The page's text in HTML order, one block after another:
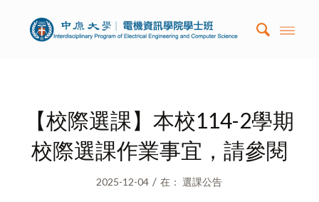
【校際選課】本校114-2學期
校際選課作業事宜，請參閱
2025-12-04 / 在：選課公告